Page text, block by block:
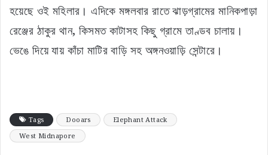
হয়েছে ওই মহিলার। এদিকে মঙ্গলবার রাতে ঝাড়গ্রামের মানিকপাড়া
রেঞ্জের ঠাকুর থান, কিসমত কাটাসহ কিছু গ্রামে তাণ্ডব চালায়।
ভেঙে দিয়ে যায় কাঁচা মাটির বাড়ি সহ অঙ্গনওয়াড়ি সেন্টারে।
Tags Dooars
Elephant Attack
West Midnapore